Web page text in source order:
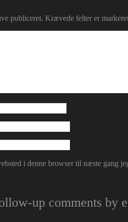
publiceret. Krævede felter er
i denne browser til næste gang
up comments by